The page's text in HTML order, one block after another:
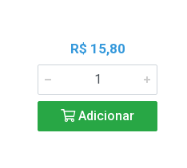
R$ 15,80
Adicionar